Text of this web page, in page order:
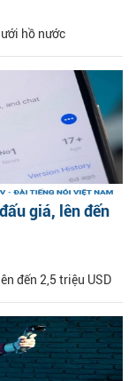
hồ nước
giá, lên đến
đến 2,5 triệu USD